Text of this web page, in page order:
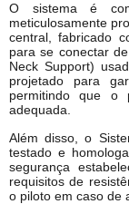
O sistema é
meticulosamente
central, fabricado
para se conectar
Neck Support)
projetado para
permitindo que o
adequada.
Além disso, o
testado e
segurança
requisitos de
o piloto em caso de